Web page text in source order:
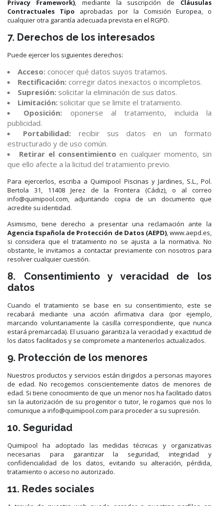
Privacy Framework), mediante la suscripción de Cláusulas
Contractuales Tipo aprobadas por la Comisión Europea, o
cualquier otra garantía adecuada prevista en el RGPD.
7. Derechos de los interesados
Puede ejercer los siguientes derechos:
Acceso: conocer qué datos suyos tratamos.
Rectificación: corregir datos inexactos o incompletos.
Supresión: solicitar la eliminación de sus datos.
Limitación: solicitar que se limite el tratamiento.
Oposición: oponerse al tratamiento, incluida la
publicidad.
Portabilidad: recibir sus datos en un formato
estructurado y de uso común.
Retirar el consentimiento en cualquier momento, sin
que ello afecte a la licitud del tratamiento previo.
Para ejercerlos, escriba a Quimipool Piscinas y Jardines, S.L., Pol.
Bertola 31, 11408 Jerez de la Frontera (Cádiz), o al correo
info@quimipool.com, adjuntando copia de un documento que
acredite su identidad.
Asimismo, tiene derecho a presentar una reclamación ante la
Agencia Española de Protección de Datos (AEPD), www.aepd.es,
si considera que el tratamiento no se ajusta a la normativa. No
obstante, le invitamos a contactar previamente con nosotros para
resolver cualquier cuestión.
8. Consentimiento y veracidad de los
datos
Cuando el tratamiento se base en su consentimiento, este se
recabará mediante una acción afirmativa clara (por ejemplo,
marcando voluntariamente la casilla correspondiente, que nunca
estará premarcada). El usuario garantiza la veracidad y exactitud de
los datos facilitados y se compromete a mantenerlos actualizados.
9. Protección de los menores
Nuestros productos y servicios están dirigidos a personas mayores
de edad. No recogemos conscientemente datos de menores de
edad. Si tiene conocimiento de que un menor nos ha facilitado datos
sin la autorización de su progenitor o tutor, le rogamos que nos lo
comunique a info@quimipool.com para proceder a su supresión.
10. Seguridad
Quimipool ha adoptado las medidas técnicas y organizativas
necesarias para garantizar la seguridad, integridad y
confidencialidad de los datos, evitando su alteración, pérdida,
tratamiento o acceso no autorizado.
11. Redes sociales